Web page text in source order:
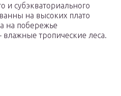
и субэкваториального
на высоких плато
на побережье
влажные тропические леса.